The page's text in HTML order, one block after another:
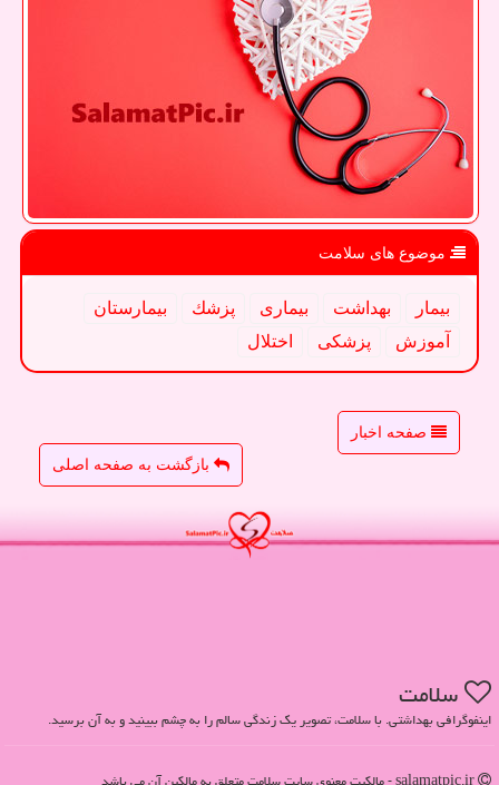
موضوع های سلامت
بیمار بهداشت بیماری پزشك
بیمارستان
آموزش
پزشكی اختلال
صفحه اخبار
بازگشت به صفحه اصلی
سلامت
اینفوگرافی بهداشتی. با سلامت، تصویر یک زندگی سالم را به چشم ببینید و به آن برسید.